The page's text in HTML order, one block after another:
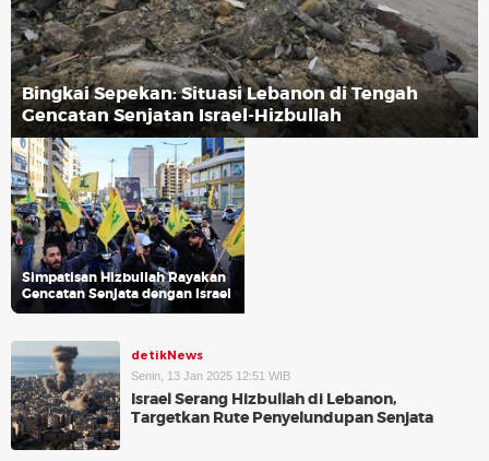
Bingkai Sepekan: Situasi Lebanon di Tengah
Gencatan Senjatan Israel-Hizbullah
Simpatisan Hizbullah Rayakan
Gencatan Senjata dengan Israel
detikNews
Senin, 13 Jan 2025 12:51 WIB
Israel Serang Hizbullah di Lebanon,
Targetkan Rute Penyelundupan Senjata